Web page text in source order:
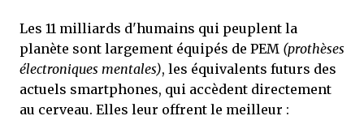
Les 11 milliards d'humains qui peuplent la
planète sont largement équipés de PEM (prothèses
électroniques mentales), les équivalents futurs des
actuels smartphones, qui accèdent directement
au cerveau. Elles leur offrent le meilleur :